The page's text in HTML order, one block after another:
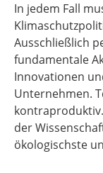
In jedem Fall
Ausschließlich
fundamentale
Innovationen
Unternehmen.
der
ökologischste